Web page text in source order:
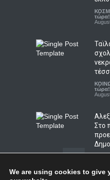
του
ΥΓΕΙΑ
τώρα!
τώρα!
Στο
We are using cookies to give